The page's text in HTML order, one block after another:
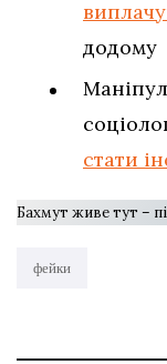
додому
стати
Бахмут живе тут –
фейки